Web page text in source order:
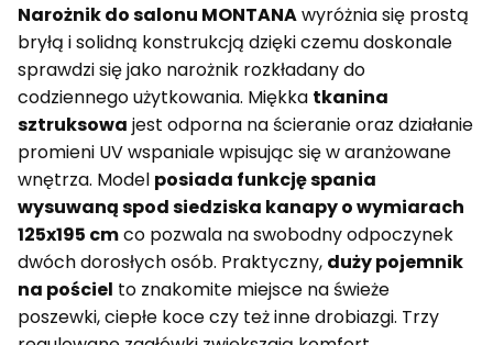
Narożnik do salonu MONTANAwyróżnia się prostą
bryłą i solidną konstrukcją dzięki czemu doskonale
sprawdzi się jako narożnik rozkładany do
codziennego użytkowania. Miękka tkanina
sztruksowa jest odporna na ścieranie oraz działanie
promieni UV wspaniale wpisując się w aranżowane
wnętrza. Model posiada funkcję spania
wysuwaną spod siedziska kanapy o wymiarach
125x195 cmco pozwala na swobodny odpoczynek
dwóch dorosłych osób. Praktyczny, duży pojemnik
na pościel to znakomite miejsce na świeże
poszewki, ciepłe koce czy też inne drobiazgi. Trzy